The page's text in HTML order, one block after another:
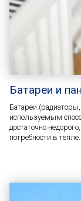
Батареи и
Батареи
используемым
достаточно
потребности в